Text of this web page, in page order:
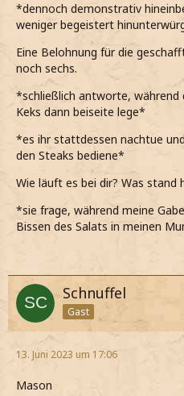
*dennoch demonstrativ
weniger begeistert
Eine Belohnung für die
noch sechs.
*schließlich antworte, während
Keks dann beiseite lege*
*es ihr stattdessen nachtue
den Steaks bediene*
Wie läuft es bei dir? Was stand
*sie frage, während meine
Bissen des Salats in meinen
Schnuffel
Gast
13. Juni 2023 um 17:06
Mason